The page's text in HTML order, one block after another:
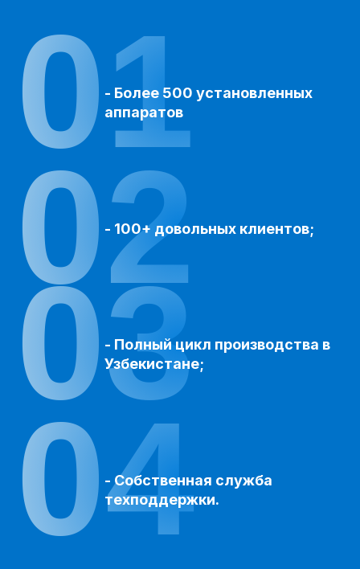
- Более 500 установленных
аппаратов
01
- 100+ довольных клиентов;
02
- Полный цикл производства в
Узбекистане;
03
- Собственная служба
техподдержки.
04